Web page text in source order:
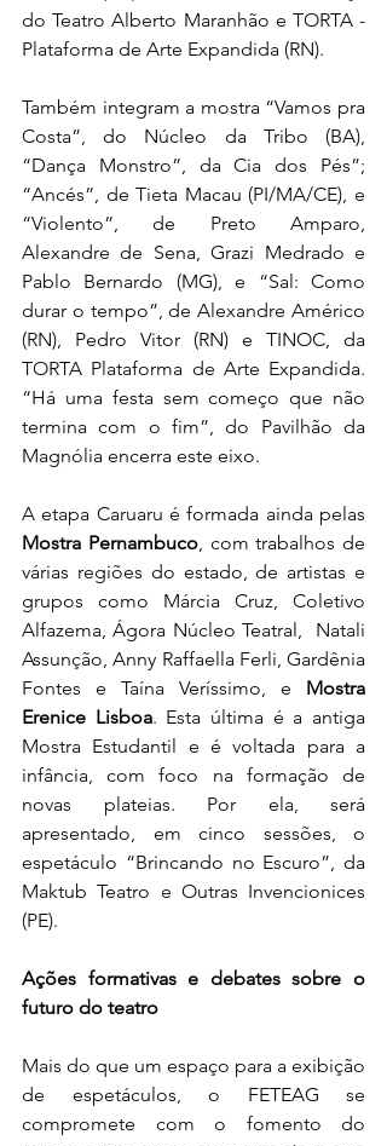
do Teatro Alberto Maranhão e TORTA -
Plataforma de Arte Expandida (RN).
Também integram a mostra “Vamos pra
Costa”, do Núcleo da Tribo (BA),
“Dança Monstro”, da Cia dos Pés”;
“Ancés”, de Tieta Macau (PI/MA/CE), e
“Violento”, de Preto Amparo,
Alexandre de Sena, Grazi Medrado e
Pablo Bernardo (MG), e “Sal: Como
durar o tempo”, de Alexandre Américo
(RN), Pedro Vitor (RN) e TINOC, da
TORTA Plataforma de Arte Expandida.
“Há uma festa sem começo que não
termina com o fim”, do Pavilhão da
Magnólia encerra este eixo.
Mostra Pernambuco, com trabalhos de
várias regiões do estado, de artistas e
grupos como Márcia Cruz, Coletivo
Alfazema, Ágora Núcleo Teatral,  Natali
Assunção, Anny Raffaella Ferli, Gardênia
Fontes e Taína Veríssimo, e Mostra
Erenice Lisboa. Esta última é a antiga
Mostra Estudantil e é voltada para a
infância, com foco na formação de
novas plateias. Por ela, será
apresentado, em cinco sessões, o
espetáculo “Brincando no Escuro”, da
Maktub Teatro e Outras Invencionices
(PE).
Ações formativas e debates sobre o
futuro do teatro
Mais do que um espaço para a exibição
de espetáculos, o FETEAG se
compromete com o fomento do